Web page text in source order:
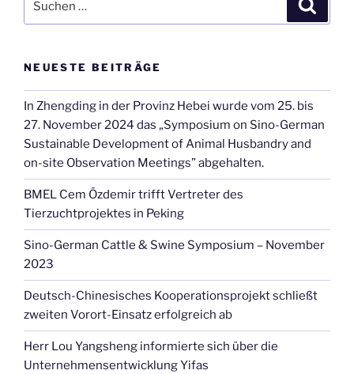
nach:
NEUESTE BEITRÄGE
In Zhengding in der Provinz Hebei wurde vom 25. bis
27. November 2024 das „Symposium on Sino-German
Sustainable Development of Animal Husbandry and
on-site Observation Meetings” abgehalten.
BMEL Cem Özdemir trifft Vertreter des
Tierzuchtprojektes in Peking
Sino-German Cattle & Swine Symposium – November
2023
Deutsch-Chinesisches Kooperationsprojekt schließt
zweiten Vorort-Einsatz erfolgreich ab
Herr Lou Yangsheng informierte sich über die
Unternehmensentwicklung Yifas